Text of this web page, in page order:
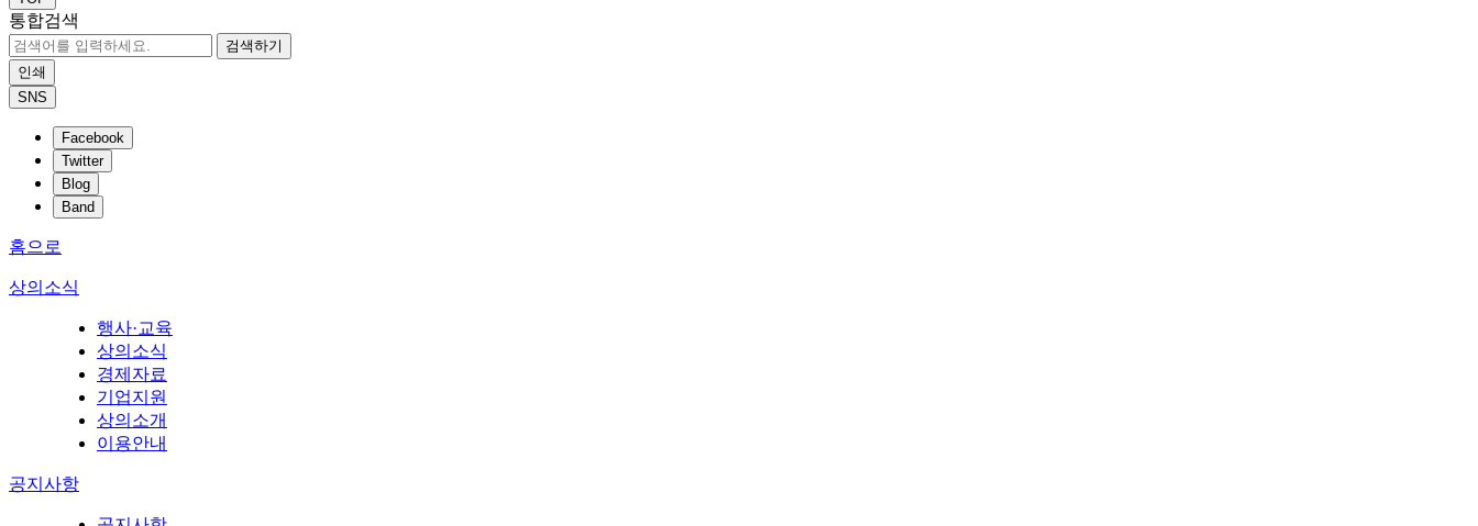
통합검색
검색하기
인쇄
SNS
Facebook
Twitter
Blog
Band
홈으로
상의소식
행사·교육
상의소식
경제자료
기업지원
상의소개
이용안내
공지사항